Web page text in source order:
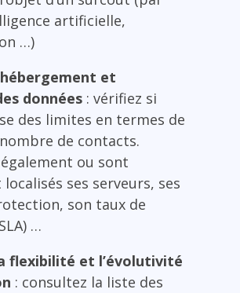
artificielle,
…)
et
données : vérifiez si
des limites en termes de
de contacts.
ou sont
ses serveurs, ses
son taux de
…
flexibilité et l’évolutivité
: consultez la liste des